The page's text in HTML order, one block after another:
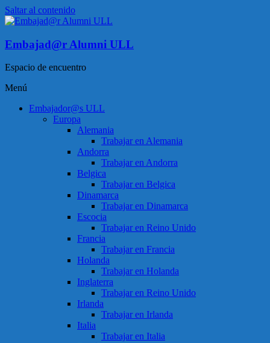
Saltar al contenido
Embajad@r Alumni ULL
Espacio de encuentro
Menú
Embajador@s ULL
Europa
Alemania
Trabajar en Alemania
Andorra
Trabajar en Andorra
Belgica
Trabajar en Belgica
Dinamarca
Trabajar en Dinamarca
Escocia
Trabajar en Reino Unido
Francia
Trabajar en Francia
Holanda
Trabajar en Holanda
Inglaterra
Trabajar en Reino Unido
Irlanda
Trabajar en Irlanda
Italia
Trabajar en Italia